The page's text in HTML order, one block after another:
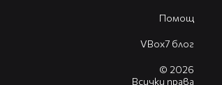
Помощ
VBox7 блог
© 2026
Всички права